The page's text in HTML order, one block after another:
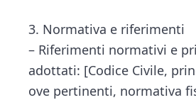
3. Normativa e riferimenti
– Riferimenti normativi e
adottati: [Codice Civile,
ove pertinenti, normativa